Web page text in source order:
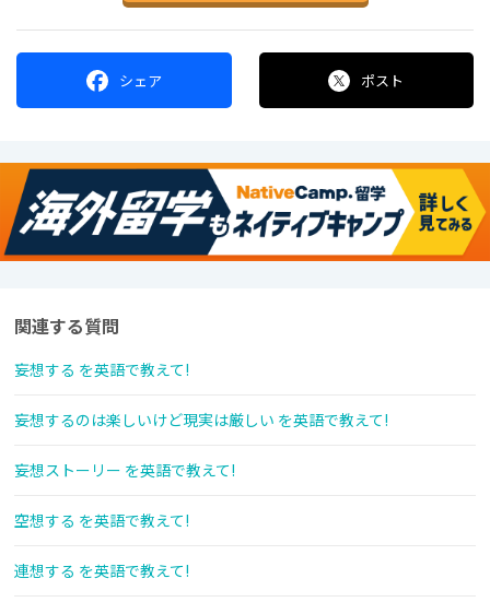
シェア ポスト
関連する質問
妄想する を英語で教えて!
妄想するのは楽しいけど現実は厳しい を英語で教えて!
妄想ストーリー を英語で教えて!
空想する を英語で教えて!
連想する を英語で教えて!